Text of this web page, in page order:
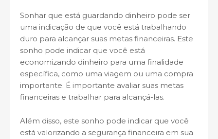
Sonhar que está guardando dinheiro pode ser
uma indicação de que você está trabalhando
duro para alcançar suas metas financeiras. Este
sonho pode indicar que você está
economizando dinheiro para uma finalidade
específica, como uma viagem ou uma compra
importante. É importante avaliar suas metas
financeiras e trabalhar para alcançá-las.
Além disso, este sonho pode indicar que você
está valorizando a segurança financeira em sua